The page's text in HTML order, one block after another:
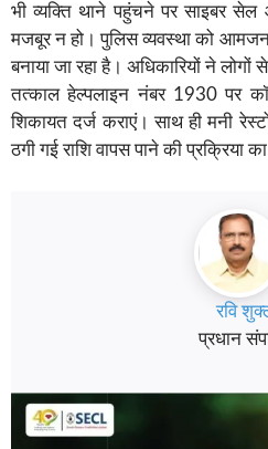
भी व्यक्ति थाने पहुंचने पर साइबर
मजबूर न हो। पुलिस व्यवस्था को
बनाया जा रहा है। अधिकारियों ने
तत्काल हेल्पलाइन नंबर 1930 पर
शिकायत दर्ज कराएं। साथ ही मनी
ठगी गई राशि वापस पाने की प्रक्रिया
रवि
प्रधान